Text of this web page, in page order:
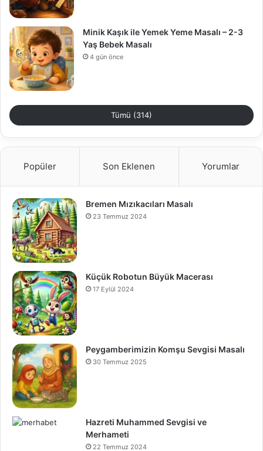
Minik Kaşık ile Yemek Yeme Masalı – 2-3
Yaş Bebek Masalı
4 gün önce
Tümü (314)
Popüler Son Eklenen Yorumlar
Bremen Mızıkacıları Masalı
23 Temmuz 2024
Küçük Robotun Büyük Macerası
17 Eylül 2024
Peygamberimizin Komşu Sevgisi Masalı
30 Temmuz 2025
Hazreti Muhammed Sevgisi ve
Merhameti
22 Temmuz 2024